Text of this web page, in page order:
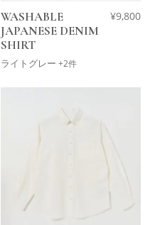
WASHABLE
JAPANESE DENIM
SHIRT
ライトグレー +2件
¥9,800